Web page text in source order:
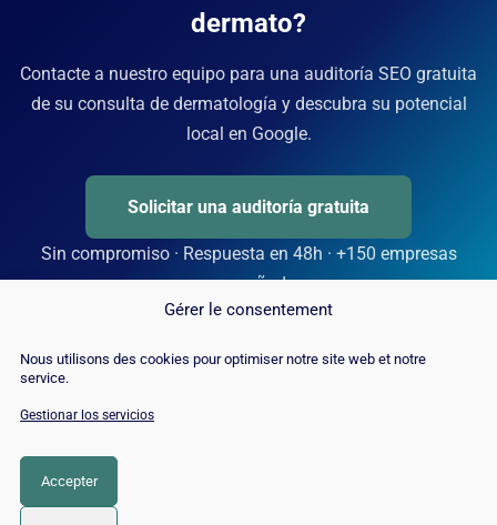
Gérer le consentement
Nous utilisons des cookies pour optimiser notre site web et notre
service.
Gestionar los servicios
Accepter
dermato?
Contacte a nuestro equipo para una auditoría SEO gratuita
de su consulta de dermatología y descubra su potencial
local en Google.
Solicitar una auditoría gratuita
Sin compromiso · Respuesta en 48h · +150 empresas
acompañadas